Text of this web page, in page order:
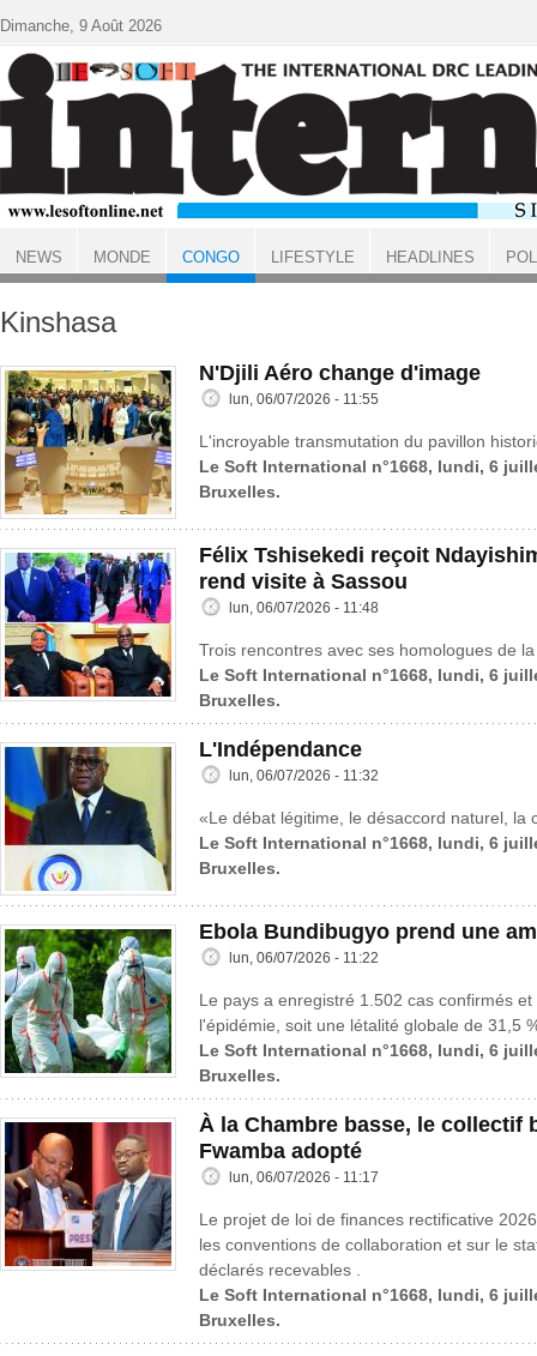
ACCUEIL CONGO
Kinshasa
N'Djili Aéro change d'image
lun, 06/07/2026 - 11:55
L'incroyable transmutation du pavillon
Le Soft International n°1668, lundi, 6
Bruxelles.
Félix Tshisekedi reçoit
rend visite à Sassou
lun, 06/07/2026 - 11:48
Trois rencontres avec ses homologues de
Le Soft International n°1668, lundi, 6
Bruxelles.
L'Indépendance
lun, 06/07/2026 - 11:32
«Le débat légitime, le désaccord naturel, la
Le Soft International n°1668, lundi, 6
Bruxelles.
Ebola Bundibugyo prend une
lun, 06/07/2026 - 11:22
Le pays a enregistré 1.502 cas confirmés
l'épidémie, soit une létalité globale de 31,5
Le Soft International n°1668, lundi, 6
Bruxelles.
À la Chambre basse, le collectif
Fwamba adopté
lun, 06/07/2026 - 11:17
Le projet de loi de finances rectificative
les conventions de collaboration et sur le
déclarés recevables .
Le Soft International n°1668, lundi, 6
Bruxelles.
Dimanche, 9 Août 2026
NEWS MONDE CONGO LIFESTYLE HEADLINES